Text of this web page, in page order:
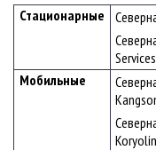
Стационарные
Services
Мобильные